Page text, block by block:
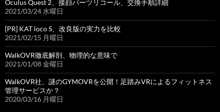
Oculus Quest 2、接顔パーツリコール、交換手順詳細
2021/03/24 水曜日
[PR] KAT loco S、改良版の実力を比較
2021/02/15 月曜日
WalkOVR徹底解剖、物理的な意味で
2021/01/08 金曜日
WalkOVR社、謎のGYMOVRを公開！足踏みVRによるフィットネス
管理サービスか？
2020/03/16 月曜日